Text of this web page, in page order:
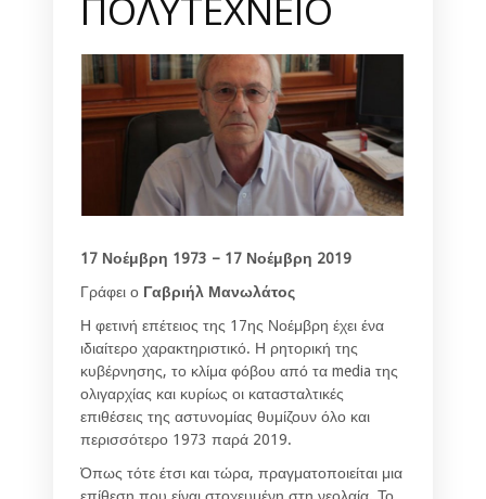
17 Νοέμβρη 1973 – 17 Νοέμβρη 2019
Γράφει ο Γαβριήλ Μανωλάτος
Η φετινή επέτειος της 17ης Νοέμβρη έχει ένα
ιδιαίτερο χαρακτηριστικό. Η ρητορική της
κυβέρνησης, το κλίμα φόβου από τα media της
ολιγαρχίας και κυρίως οι κατασταλτικές
επιθέσεις της αστυνομίας θυμίζουν όλο και
περισσότερο 1973 παρά 2019.
Όπως τότε έτσι και τώρα, πραγματοποιείται μια